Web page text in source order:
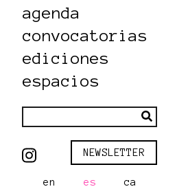
agenda
convocatorias
ediciones
espacios
NEWSLETTER
en es ca